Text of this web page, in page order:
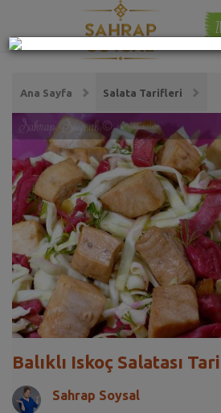
Ana Sayfa Salata Tarifleri
Balıklı Iskoç Salatası
Sahrap Soysal